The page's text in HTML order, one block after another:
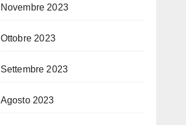
Novembre 2023
Ottobre 2023
Settembre 2023
Agosto 2023